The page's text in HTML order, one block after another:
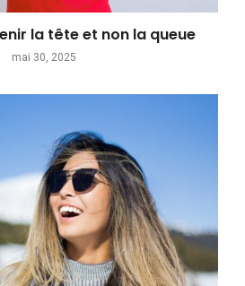
la tête et non la queue
mai 30, 2025